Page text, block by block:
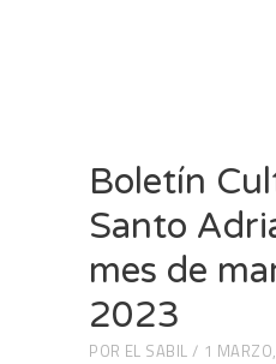
Boletín
Santo
mes de
2023
POR EL SABIL
1